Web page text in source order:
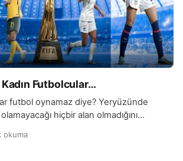
Futbolcular…
futbol oynamaz diye? Yeryüzünde
olamayacağı hiçbir alan olmadığını
önemli bir ilerleme kaydetmiştir. Eskiden
okuma